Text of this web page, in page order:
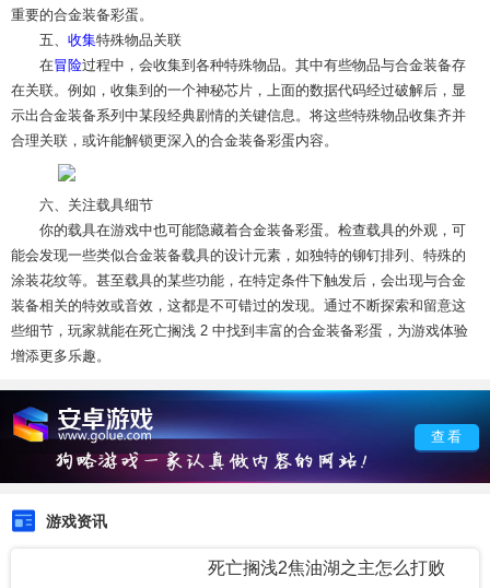
重要的合金装备彩蛋。
五、 收集特殊物品关联
在冒险过程中，会收集到各种特殊物品。其中有些物品与合金装备存
在关联。例如，收集到的一个神秘芯片，上面的数据代码经过破解后，显
示出合金装备系列中某段经典剧情的关键信息。将这些特殊物品收集齐并
合理关联，或许能解锁更深入的合金装备彩蛋内容。
六、关注载具细节
你的载具在游戏中也可能隐藏着合金装备彩蛋。检查载具的外观，可
能会发现一些类似合金装备载具的设计元素，如独特的铆钉排列、特殊的
涂装花纹等。甚至载具的某些功能，在特定条件下触发后，会出现与合金
装备相关的特效或音效，这都是不可错过的发现。通过不断探索和留意这
些细节，玩家就能在死亡搁浅 2 中找到丰富的合金装备彩蛋，为游戏体验
增添更多乐趣。
查看
游戏资讯
死亡搁浅2焦油湖之主怎么打败